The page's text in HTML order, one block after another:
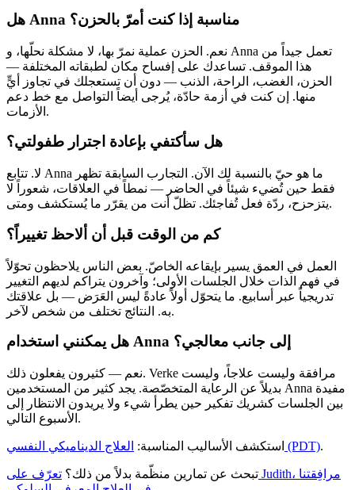
هل Anna مناسبة إذا كنت أمرّ بالحزن؟
نعم. الحزن عملية نمرّ بها، لا مشكلة نحلّها، و Anna تعمل جيداً من
هذا الموقف. تساعدك على إفساح مكان لطبقاته المختلفة —
الحزن، الغضب، الراحة، الذنب — دون أن تستعجلك في تجاوز أيٍّ
منها. إن كنت في أزمة حادّة، يُرجى أيضاً التواصل مع خط دعم
الأزمات.
هل سأكتفي بإعادة اجترار طفولتي؟
لا. تتابع Anna ما هو حيّ بالنسبة لك الآن. التجارب السابقة تظهر
فقط حين تُضيء شيئاً في الحاضر — نمطاً في العلاقات، شعوراً لا
يتزحزح، ردّة فعل تُفاجئك. تظلّ أنت من يقرّر ما يُستكشف ومتى.
كم من الوقت قبل أن ألاحظ تغييراً؟
العمل في العمق يسير بإيقاعه الخاصّ. بعض الناس يلاحظون تحوّلاً
في فهم الذات خلال الجلسات الأولى؛ وآخرون يتراكم لديهم التغيير
تدريجياً عبر أسابيع. ما يتحوّل أولاً عادةً ليس العَرَض — بل علاقتك
به. النتائج تختلف من شخص لآخر.
هل يمكنني استخدام Anna إلى جانب معالجي؟
نعم — كثيرون يفعلون ذلك. Verke مرافقة وليست علاجاً، وليست
بديلاً عن الرعاية المتخصّصة. يجد كثير من المستخدمين Anna مفيدة
بين الجلسات كشريك تفكير حين يطرأ شيء ولا يريدون الانتظار إلى
الأسبوع التالي.
استكشف الأساليب المناسبة: العلاج الديناميكي النفسي (PDT).
تبحث عن تمارين منظّمة بدلاً من ذلك؟ تعرّف على Judith، مرافِقتنا